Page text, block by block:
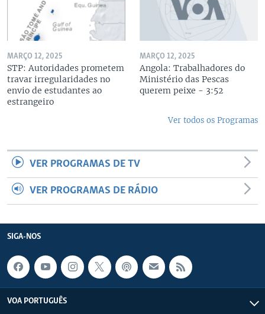
MARÇO 12, 2025
STP: Autoridades prometem
travar irregularidades no
envio de estudantes ao
estrangeiro
MARÇO 12, 2025
Angola: Trabalhadores do
Ministério das Pescas
querem peixe - 3:52
Ver todos os Programas
VER PROGRAMAS DE TV
VER PROGRAMAS DE RÁDIO
SIGA-NOS
VOA PORTUGUÊS